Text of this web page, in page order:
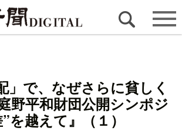
」で、なぜさらに貧しく
平和財団公開シンポジ
を越えて』（１）